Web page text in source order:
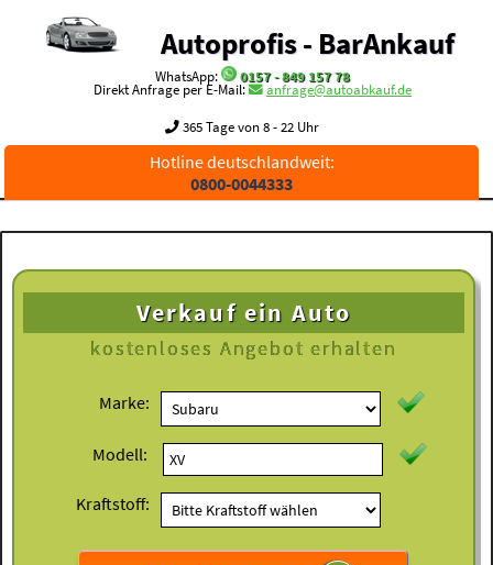
Autoprofis - BarAnkauf
WhatsApp:
0157 - 849 157 78
Direkt Anfrage per E-Mail:
anfrage@autoabkauf.de
365 Tage von 8 - 22 Uhr
Hotline deutschlandweit:
0800-0044333
Verkauf ein Auto
kostenloses Angebot erhalten
Marke:
Modell:
Kraftstoff: